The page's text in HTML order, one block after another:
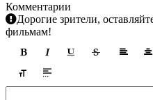
Комментарии
Дорогие зрители,
фильмам!